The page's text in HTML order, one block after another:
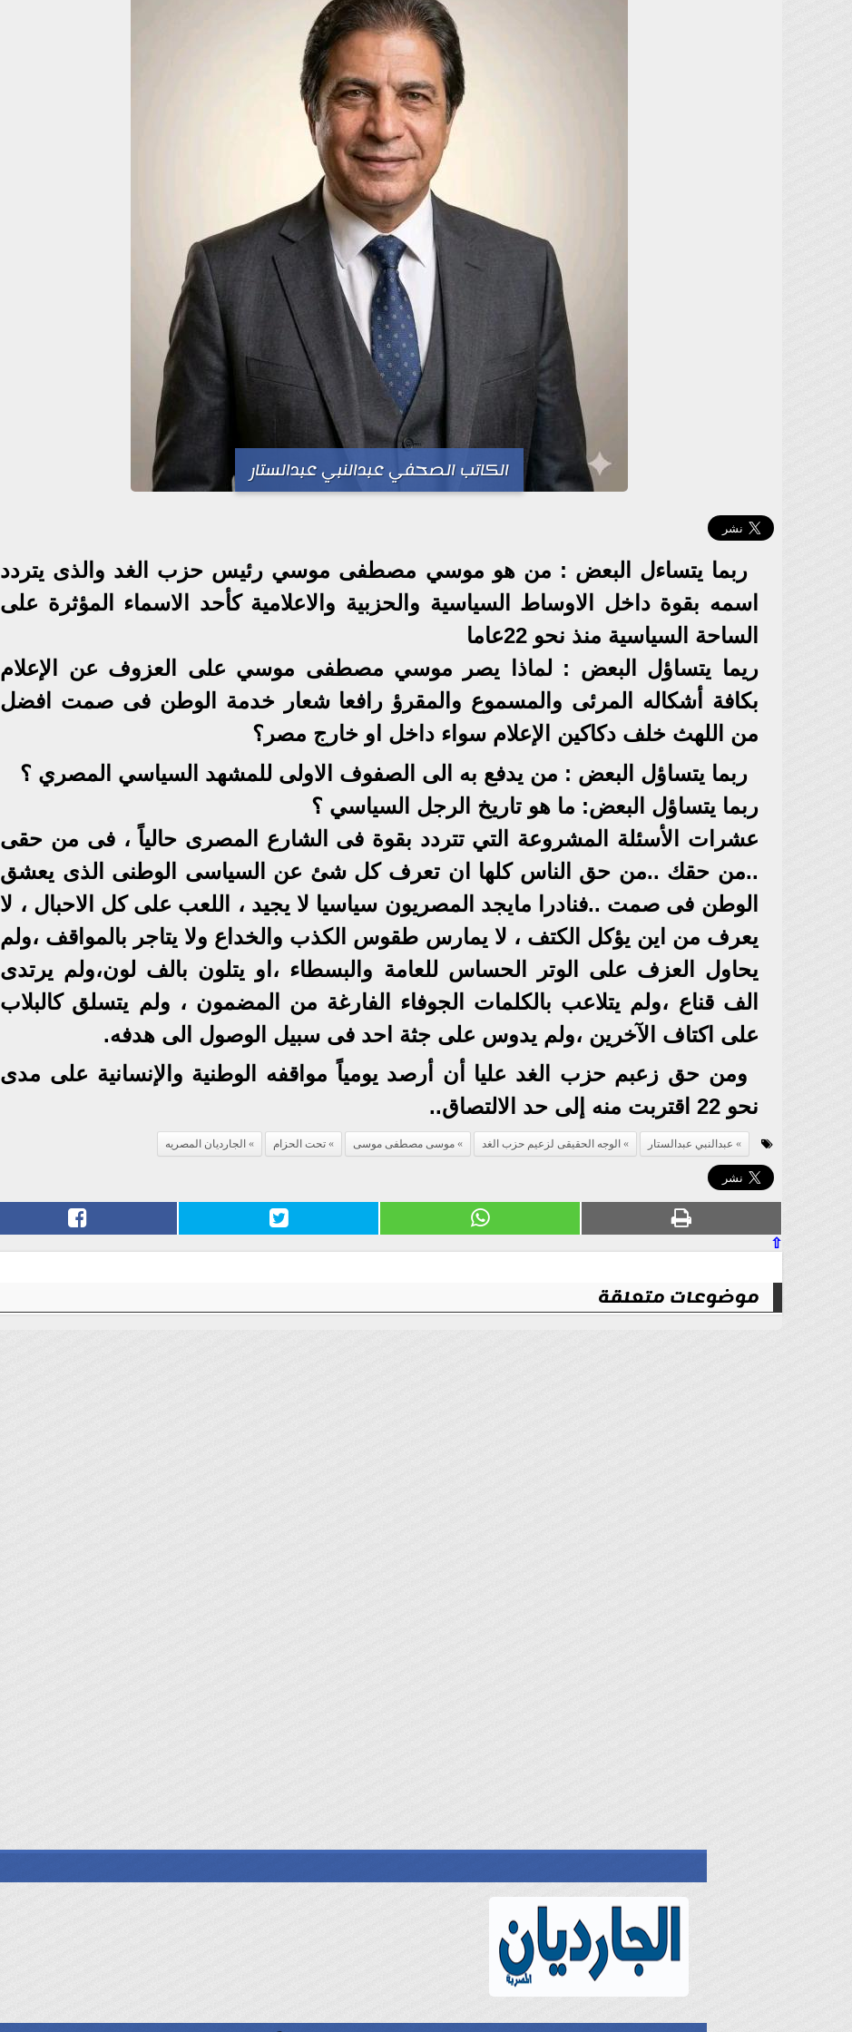
الكاتب الصحفي عبدالنبي عبدالستار
ربما يتساءل البعض : من هو موسي مصطفى موسي رئيس حزب الغد والذى يتردد
اسمه بقوة داخل الاوساط السياسية والحزبية والاعلامية كأحد الاسماء المؤثرة على
الساحة السياسية منذ نحو 22عاما
ريما يتساؤل البعض : لماذا يصر موسي مصطفى موسي على العزوف عن الإعلام
بكافة أشكاله المرئى والمسموع والمقرؤ رافعا شعار خدمة الوطن فى صمت افضل
من اللهث خلف دكاكين الإعلام سواء داخل او خارج مصر؟
ربما يتساؤل البعض : من يدفع به الى الصفوف الاولى للمشهد السياسي المصري ؟
ربما يتساؤل البعض: ما هو تاريخ الرجل السياسي ؟
عشرات الأسئلة المشروعة التي تتردد بقوة فى الشارع المصرى حالياً ، فى من حقى
..من حقك ..من حق الناس كلها ان تعرف كل شئ عن السياسى الوطنى الذى يعشق
الوطن فى صمت ..فنادرا مايجد المصريون سياسيا لا يجيد ، اللعب على كل الاحبال ، لا
يعرف من اين يؤكل الكتف ، لا يمارس طقوس الكذب والخداع ولا يتاجر بالمواقف ،ولم
يحاول العزف على الوتر الحساس للعامة والبسطاء ،او يتلون بالف لون،ولم يرتدى
الف قناع ،ولم يتلاعب بالكلمات الجوفاء الفارغة من المضمون ، ولم يتسلق كالبلاب
على اكتاف الآخرين ،ولم يدوس على جثة احد فى سبيل الوصول الى هدفه.
ومن حق زعبم حزب الغد عليا أن أرصد يومياً مواقفه الوطنية والإنسانية على مدى
نحو 22 اقتربت منه إلى حد الالتصاق..
عبدالنبي عبدالستار الوجه الحقيقى لزعيم حزب الغد موسى مصطفى موسى تحت الحزام الجارديان المصريه
⇧
موضوعات متعلقة